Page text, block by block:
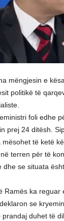
mëngjesin e
politikë të
foli edhe
prej 24 ditësh.
mësohet të ketë
terren për të
dhe se situata
Ramës ka reguar
se
duhet të